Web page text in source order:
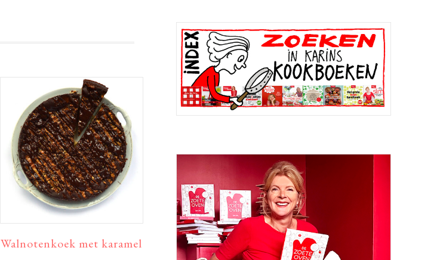
Walnotenkoek met karamel
Primaire
Sidebar